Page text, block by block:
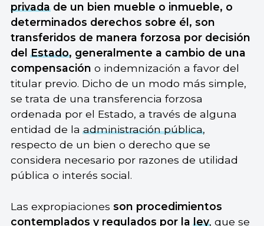
privadade un bien mueble o inmueble, o
determinados derechos sobre él, son
transferidos de manera forzosa por decisión
delEstado, generalmente a cambio de una
compensación o indemnización a favor del
titular previo. Dicho de un modo más simple,
se trata de una transferencia forzosa
ordenada por el Estado, a través de alguna
entidad de laadministración pública,
respecto de un bien o derecho que se
considera necesario por razones de utilidad
pública o interés social.
Las expropiaciones son procedimientos
contemplados y regulados por laley, que se